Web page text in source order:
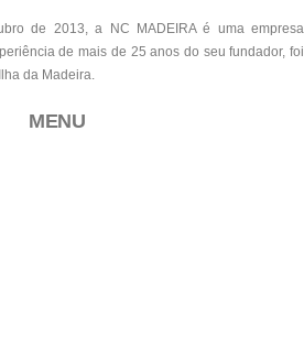
de 2013, a NC MADEIRA é uma empresa
de mais de 25 anos do seu fundador, foi
da Madeira.
MENU